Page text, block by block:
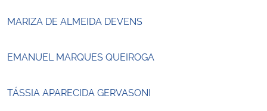
MARIZA DE ALMEIDA DEVENS
EMANUEL MARQUES QUEIROGA
TÁSSIA APARECIDA GERVASONI